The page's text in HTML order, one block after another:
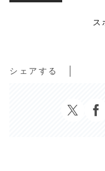
ス
シェアする